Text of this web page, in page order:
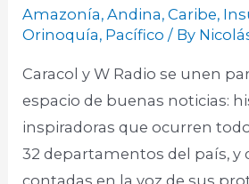
Amazonía,Andina,Caribe,
Orinoquía, Pacífico / By
Caracol y W Radio se unen
espacio de buenas noticias:
inspiradoras que ocurren
32 departamentos del país, y
contadas en la voz de sus